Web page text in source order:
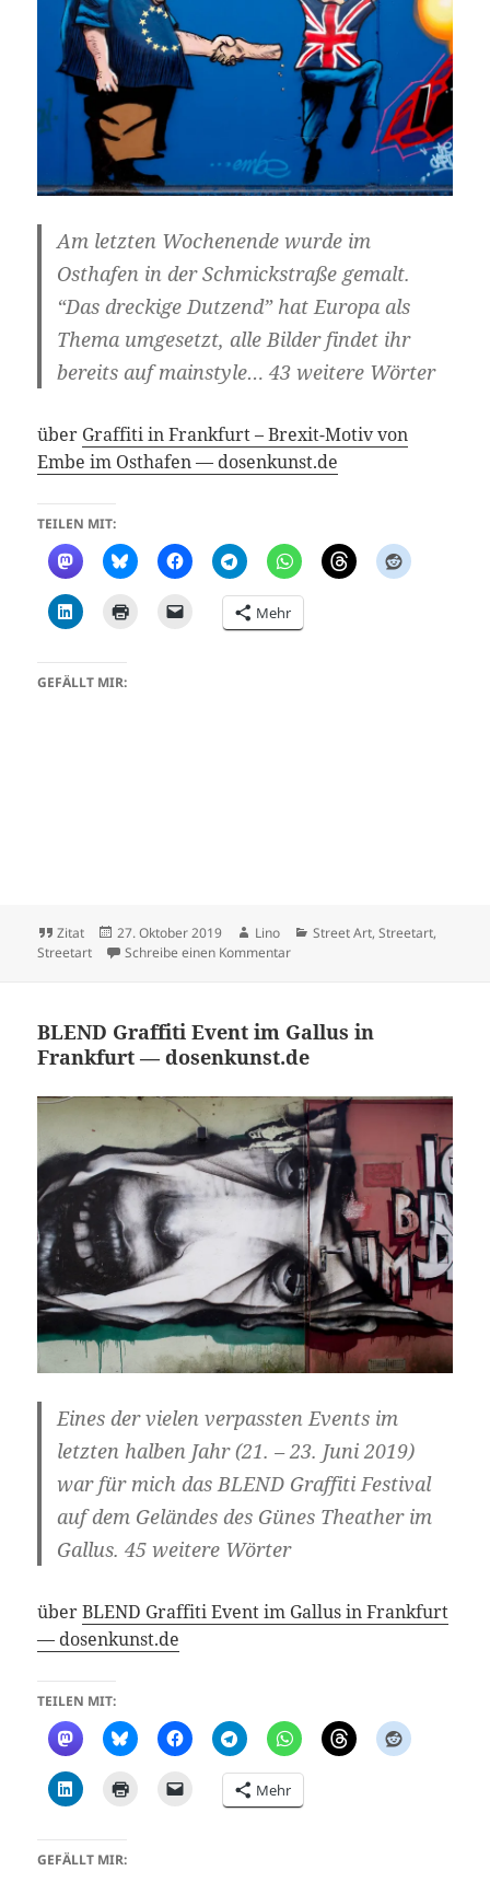
Am letzten Wochenende wurde im
Osthafen in der Schmickstraße gemalt.
“Das dreckige Dutzend” hat Europa als
Thema umgesetzt, alle Bilder findet ihr
bereits auf mainstyle… 43 weitere Wörter
über Graffiti in Frankfurt – Brexit-Motiv von
Embe im Osthafen — dosenkunst.de
TEILEN MIT:
Mehr
GEFÄLLT MIR:
Format
Zitat
Veröffentlicht
am
27. Oktober 2019 Autor
Lino Kategorien
Street Art,Streetart,
Streetart
Schreibe einen Kommentarzu Graffiti in Frankfurt – Brexit-
BLEND Graffiti Event im Gallus in
Frankfurt — dosenkunst.de
Eines der vielen verpassten Events im
letzten halben Jahr (21. – 23. Juni 2019)
war für mich das BLEND Graffiti Festival
auf dem Geländes des Günes Theather im
Gallus. 45 weitere Wörter
überBLEND Graffiti Event im Gallus in Frankfurt
— dosenkunst.de
TEILEN MIT:
Mehr
GEFÄLLT MIR: